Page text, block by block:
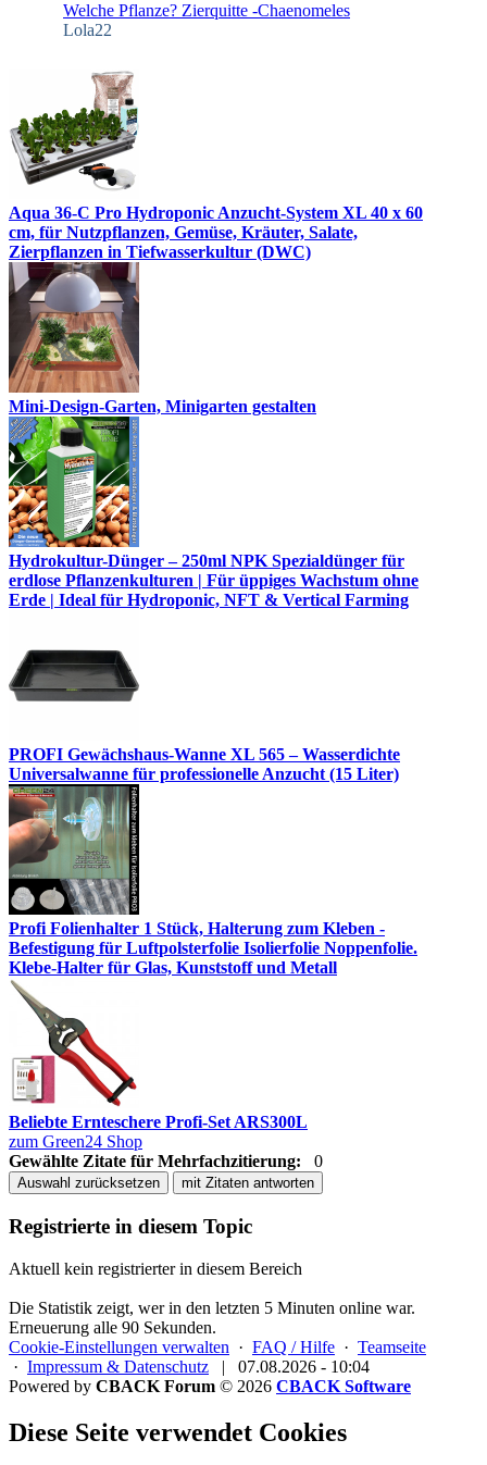
Welche Pflanze? Zierquitte -Chaenomeles
Lola22
Aqua 36-C Pro Hydroponic Anzucht-System XL 40 x 60
cm, für Nutzpflanzen, Gemüse, Kräuter, Salate,
Zierpflanzen in Tiefwasserkultur (DWC)
Mini-Design-Garten, Minigarten gestalten
Hydrokultur-Dünger – 250ml NPK Spezialdünger für
erdlose Pflanzenkulturen | Für üppiges Wachstum ohne
Erde | Ideal für Hydroponic, NFT & Vertical Farming
PROFI Gewächshaus-Wanne XL 565 – Wasserdichte
Universalwanne für professionelle Anzucht (15 Liter)
Profi Folienhalter 1 Stück, Halterung zum Kleben -
Befestigung für Luftpolsterfolie Isolierfolie Noppenfolie.
Klebe-Halter für Glas, Kunststoff und Metall
Beliebte Ernteschere Profi-Set ARS300L
zum Green24 Shop
Gewählte Zitate für Mehrfachzitierung:
0
Auswahl zurücksetzen mit Zitaten antworten
Registrierte in diesem Topic
Aktuell kein registrierter in diesem Bereich
Die Statistik zeigt, wer in den letzten 5 Minuten online war.
Erneuerung alle 90 Sekunden.
Cookie-Einstellungen verwalten · FAQ / Hilfe · Teamseite
· Impressum & Datenschutz |
07.08.2026 - 10:04
Powered by CBACK Forum © 2026 CBACK Software
Diese Seite verwendet Cookies